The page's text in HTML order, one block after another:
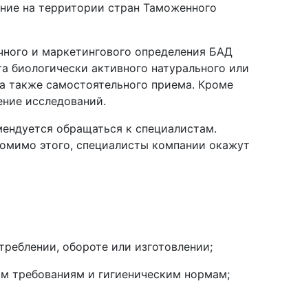
на территории стран Таможенного
и маркетингового определения БАД
активного натурального или
также самостоятельного приема. Кроме
исследований.
обращаться к специалистам.
этого, специалисты компании окажут
обороте или изготовлении;
требованиям и гигиеническим нормам;